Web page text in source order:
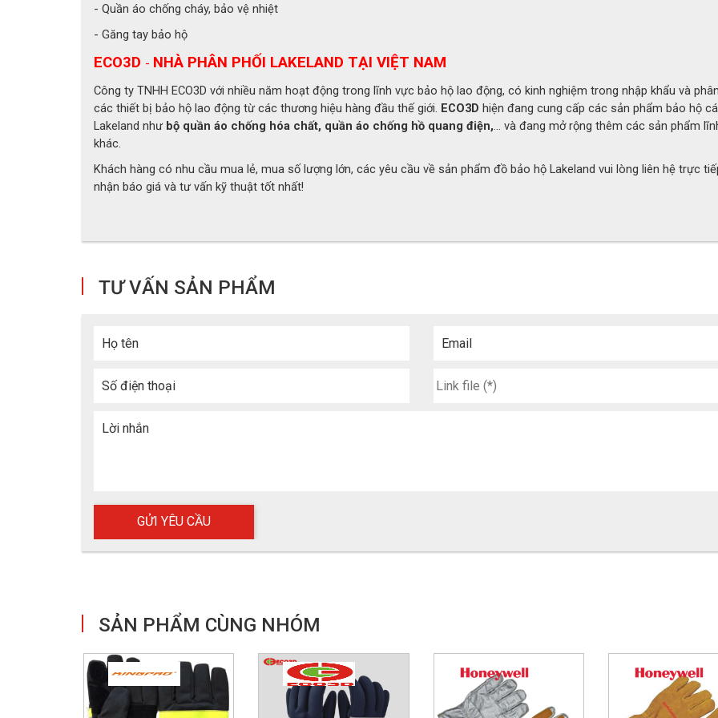
+ Lớp lót cuối cùng làm bằng vải Kevlar chịu lực cao nâng cao khả năng chống cắt của găng tay.
❖ Găng tay được khâu thêm 1 miếng vá da ngay vùng chịu lực của ngón cái để giúp cho người dùng nâng các vật nặng
❖ Ở phần cổ tay, găng tay cũng được làm bằng vải Kevlar đan thành 4 lớp để bảo vệ cổ tay vững chắc hơn khi nâng
trọng lượng nặng.
CÁC TÍNH NĂNG VÀ GĂNG TAY CHỮA CHÁY LAKELAND 7993 MANG LẠI
Khả năng chống cháy và chịu nhiệt cao là đặc điểm then chốt của găng tay Lakeland 7993. Với vật liệu chống cháy
các lớp bảo vệ tay chuyên dụng, găng tay có thể bảo vệ cho người dùng nhiều yếu tố có thể tác động lên bàn tay trong
làm việc. Điều này khá quan trọng trong trường hợp cứu nạn cứu hộ, cứu hỏa..
Khả năng chống cắt và mài mòn
- Quần áo chống cháy, bảo vệ nhiệt
- Găng tay bảo hộ
ECO3D - NHÀ PHÂN PHỐI LAKELAND TẠI VIỆT NAM
Công ty TNHH ECO3D với nhiều năm hoạt động trong lĩnh vực bảo hộ lao động, có kinh nghiệm trong nhập khẩu và
các thiết bị bảo hộ lao động từ các thương hiệu hàng đầu thế giới. ECO3D hiện đang cung cấp các sản phẩm bảo hộ
Lakeland nhưbộ quần áo chống hóa chất, quần áo chống hồ quang điện,... và đang mở rộng thêm các sản phẩm
khác.
Khách hàng có nhu cầu mua lẻ, mua số lượng lớn, các yêu cầu về sản phẩm đồ bảo hộ Lakeland vui lòng liên hệ trực
nhận báo giá và tư vấn kỹ thuật tốt nhất!
TƯ VẤN SẢN PHẨM
Họ tên Email
Số điện thoại
Lời nhắn
SẢN PHẨM CÙNG NHÓM